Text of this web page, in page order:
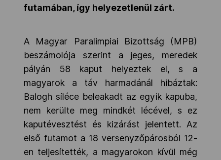
futamában, így helyezetlenül zárt.
A Magyar Paralimpiai Bizottság (MPB)
beszámolója szerint a jeges, meredek
pályán 58 kaput helyeztek el, s a
magyarok a táv harmadánál hibáztak:
Balogh síléce beleakadt az egyik kapuba,
nem kerülte meg mindkét lécével, s ez
kaputévesztést és kizárást jelentett. Az
első futamot a 18 versenyzőpárosból 12-
en teljesítették, a magyarokon kívül még